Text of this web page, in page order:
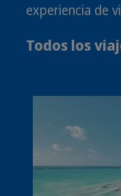
experiencia de
Todos los